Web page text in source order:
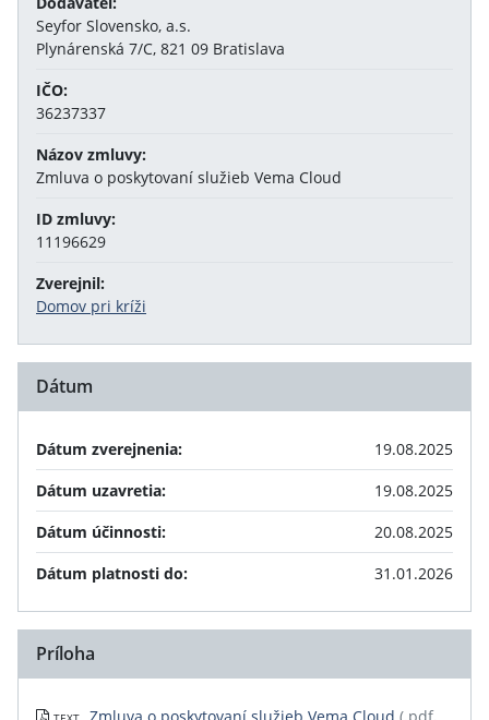
Seyfor Slovensko, a.s.
Plynárenská 7/C, 821 09 Bratislava
IČO:
36237337
Názov zmluvy:
Zmluva o poskytovaní služieb Vema Cloud
ID zmluvy:
11196629
Zverejnil:
Domov pri kríži
Dátum
Dátum zverejnenia:
19.08.2025
Dátum uzavretia:
19.08.2025
Dátum účinnosti:
20.08.2025
Dátum platnosti do:
31.01.2026
Príloha